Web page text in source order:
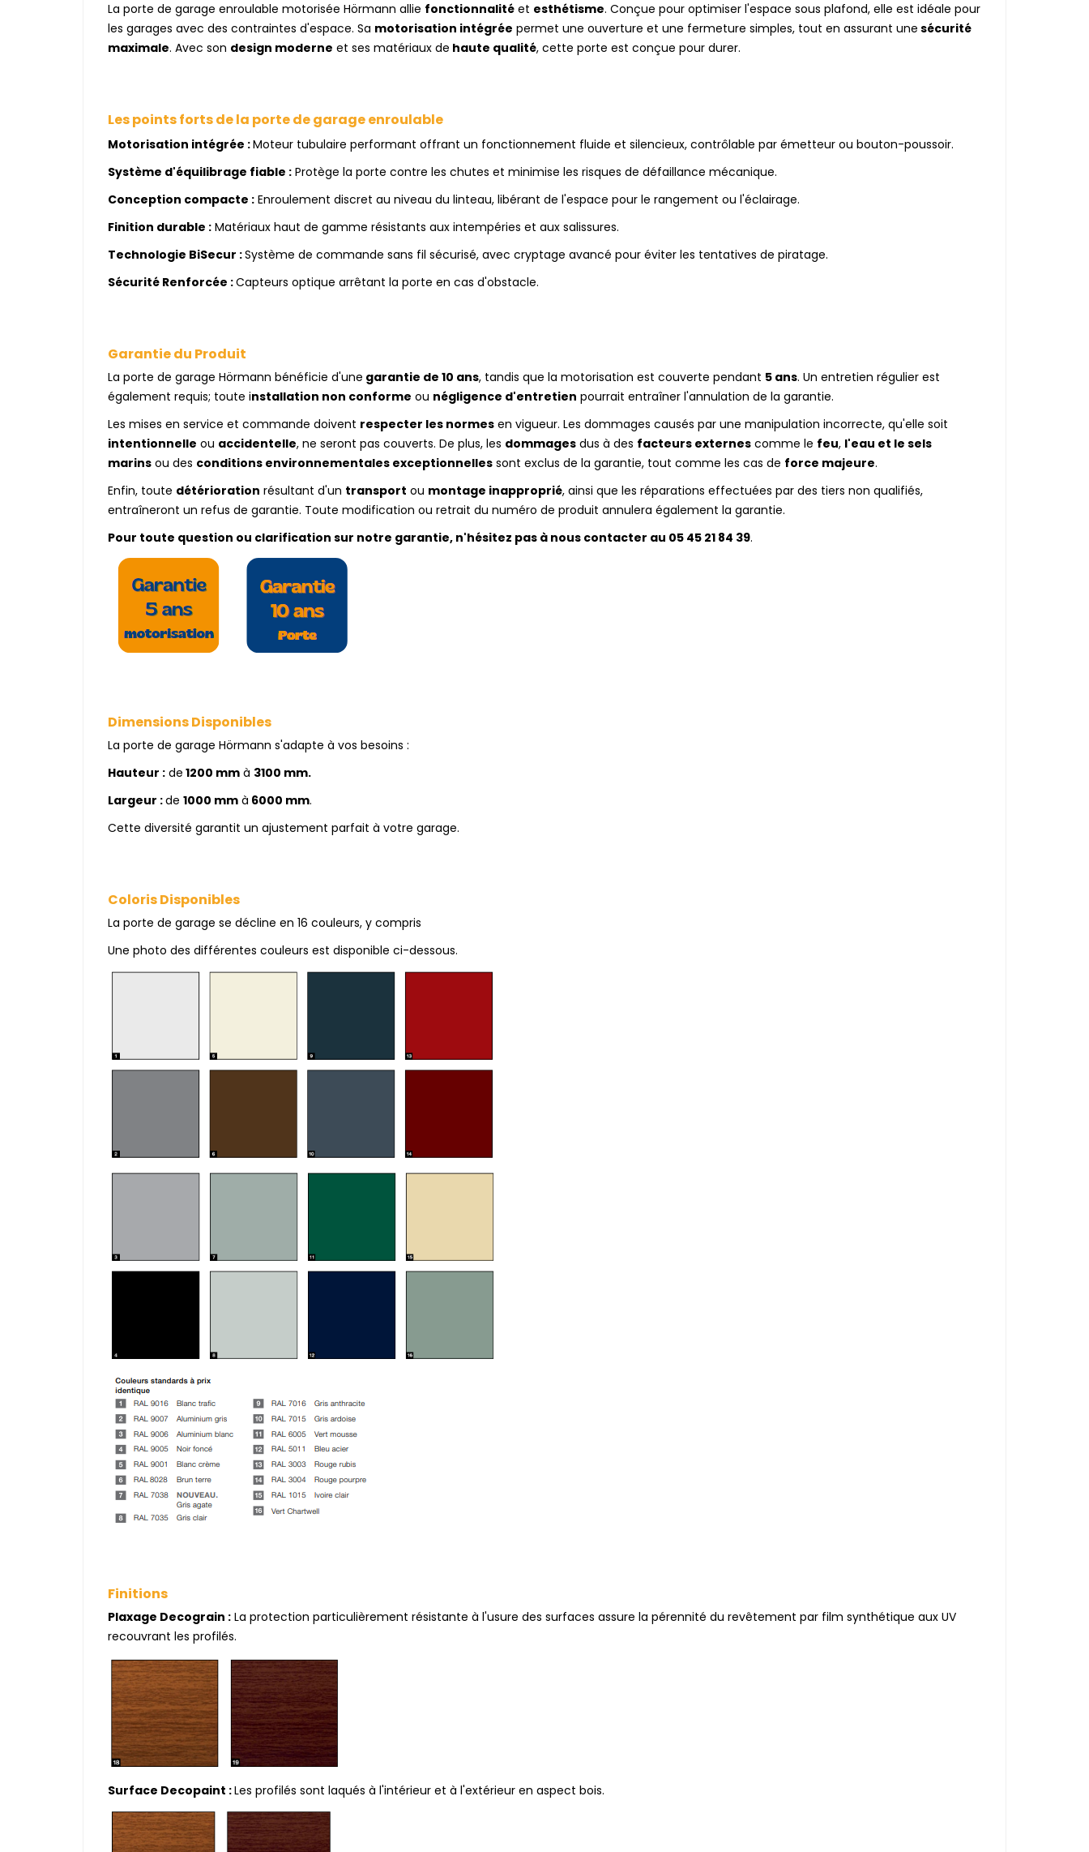
La porte de garage enroulable motorisée Hörmann allie fonctionnalité et esthétisme. Conçue pour optimiser l'espace sous plafond, elle est idéale pour
les garages avec des contraintes d'espace. Sa motorisation intégrée permet une ouverture et une fermeture simples, tout en assurant une sécurité
maximale. Avec son design moderne et ses matériaux de haute qualité, cette porte est conçue pour durer.
Les points forts de la porte de garage enroulable
Motorisation intégrée :Moteur tubulaire performant offrant un fonctionnement fluide et silencieux, contrôlable par émetteur ou bouton-poussoir.
Système d'équilibrage fiable : Protège la porte contre les chutes et minimise les risques de défaillance mécanique.
Conception compacte : Enroulement discret au niveau du linteau, libérant de l'espace pour le rangement ou l'éclairage.
Finition durable : Matériaux haut de gamme résistants aux intempéries et aux salissures.
Technologie BiSecur :Système de commande sans fil sécurisé, avec cryptage avancé pour éviter les tentatives de piratage.
Sécurité Renforcée :Capteurs optique arrêtant la porte en cas d'obstacle.
Garantie du Produit
La porte de garage Hörmann bénéficie d'une garantie de 10 ans, tandis que la motorisation est couverte pendant 5 ans. Un entretien régulier est
également requis; toute installation non conforme ou négligence d'entretien pourrait entraîner l'annulation de la garantie.
Les mises en service et commande doivent respecter les normes en vigueur. Les dommages causés par une manipulation incorrecte, qu'elle soit
intentionnelle ou accidentelle, ne seront pas couverts. De plus, les dommages dus à des facteurs externes comme le feu, l'eau et le sels
marins ou des conditions environnementales exceptionnelles sont exclus de la garantie, tout comme les cas de force majeure.
Enfin, toute détérioration résultant d'un transport ou montage inapproprié, ainsi que les réparations effectuées par des tiers non qualifiés,
entraîneront un refus de garantie. Toute modification ou retrait du numéro de produit annulera également la garantie.
Pour toute question ou clarification sur notre garantie, n'hésitez pas à nous contacter au 05 45 21 84 39.
Dimensions Disponibles
La porte de garage Hörmann s'adapte à vos besoins :
Hauteur : de 1200 mm à 3100 mm.
Largeur :de 1000 mm à 6000 mm.
Cette diversité garantit un ajustement parfait à votre garage.
Coloris Disponibles
La porte de garage se décline en 16 couleurs, y compris
Une photo des différentes couleurs est disponible ci-dessous.
Finitions
Plaxage Decograin : La protection particulièrement résistante à l'usure des surfaces assure la pérennité du revêtement par film synthétique aux UV
recouvrant les profilés.
Surface Decopaint :Les profilés sont laqués à l'intérieur et à l'extérieur en aspect bois.